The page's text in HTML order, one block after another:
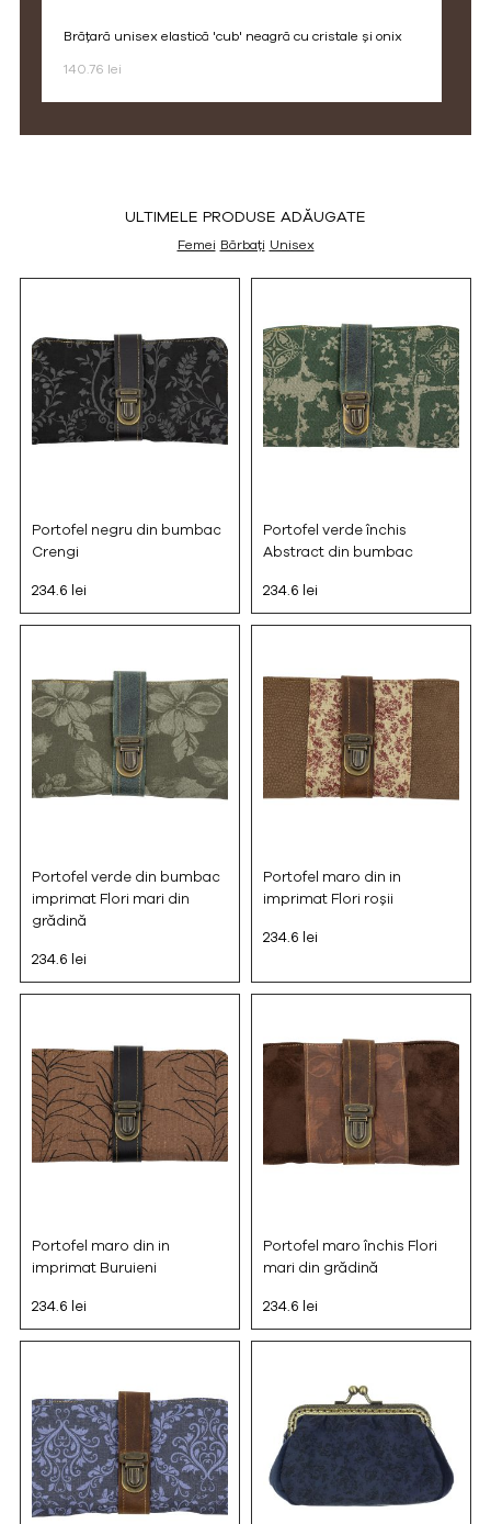
brățară unisex elastică 'cub' neagră cu cristale și onix
140.76 lei
ULTIMELE PRODUSE ADĂUGATE
Femei Bărbați Unisex
Portofel negru din bumbac
Crengi
234.6 lei
Portofel verde închis
Abstract din bumbac
234.6 lei
Portofel verde din bumbac
imprimat Flori mari din
grădină
234.6 lei
Portofel maro din in
imprimat Flori roșii
234.6 lei
Portofel maro din in
imprimat Buruieni
234.6 lei
Portofel maro închis Flori
mari din grădină
234.6 lei